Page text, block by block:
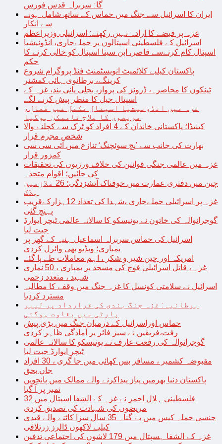
گا: سربراہ قدس فورس
ایران کا اسرائیل سے جنگ میں حماس کے ساتھ شامل ہونے
سے انکار
غزہ پر قبضے کا ارادہ نہیں رکھتے: اسرائیلی وزیراعظم
اسرائیل کے فلسطینی اسپتالوں پر حملےجاری، انڈونیشیا
اسپتال کام کرنےسے قاصر، ابن سینا اسپتال کو خالی کرنے کا
حکم
پاکستان کیلیے کلائمیٹ انویسٹمنٹ فنڈ پروگرام شروع
کرینگے، برطانوی ہائی کمشنر
ٹینکوں کا محاصرہ، ڈرونز کی پرواز، بجلی پانی بند، غزہ کے
اسپتال جیل کا منظر پیش کرنے لگے
غزہ میں انڈونیشیا اسپتال مکمل غیر فعال،
مریضوں کا علاج ناممکن ہوگیا
کینیڈا؛ پاکستانی خاندان کے 4 افراد کو ٹرک سے کچلنے والا
شخص مجرم قرار
بھارت کی جانب سے ’پچ سوئچنگ‘ تنازع میں آئی سی سی
کمزور قرار
غزہ میں عالمی جنگی قوانین کی خلاف ورزیوں کی تحقیقات
کی جائیں؛ اقوام متحدہ
چین میں دفتری عمارت میں خوفناک آتشزدگی؛ 26 ملازمین
ہلاک
غزہ پر اسرائیلی حملےجاری ،شہدا کی تعداد 12ہزارکےقریب
پہنچ گئی
گوجرانوالہ کی خاتون نے یونیسکو کا سالانہ عالمی ٹیچر ایوارڈ
جیت لیا
اسرائیل کی حماس سربراہ اسماعیل ہنیہ کے گھر پر
بمباری؛ ویڈیو بھی وائرل کردی
امریکہ اور چین شیر و شکر ، اہم معاملات طے پا گئے
غزہ ، قاتل اسرائیلی فوج کی مسجد پر بمباری ، 50 نمازی
شہید ، متعدد زخمی
اسرائیل نے سلامتی کونسل کا غزہ جنگ میں وقفے کا مطالبہ
مسترد کردیا
برطانیہ: غزہ جنگ بندی کی قرارداد پر لیبر
پارٹی میں بغاوت ہوگئی
حماس اوراسرائیل کے درمیان جنگ میں بڑی پیش
رفت،فریقین نے سیز فائر پر آمادگی ظاہر کردی
گوجرانوالہ کی رفعت عارف نے یونیسکو کا سالانہ عالمی
ٹیچر ایوارڈ جیت لیا
مقبوضہ کشمیر ، مسافر بس کھائی میں جا گری ، 30 افراد
جاں بحق
پاکستان دنیا بھرمیں پیاز پیداکرنے والے ممالک میں پانچویں
نمبر پر آ گیا
فلسطینی ہلال احمر نے غزہ کے الشفا اسپتال میں 32
مریضوں کی شہادت کی تصدیق کردی
جنسی حملہ کیس میں بے گناہ 35 سال سزا کاٹنے والے قیدی
کیلیے لاکھوں ڈالرز زرتلافی
غزہ کے الشفا ہسپتال میں 179 لاشوں کی اجتماعی تدفین